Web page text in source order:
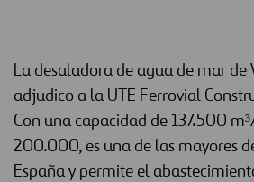
La desaladora de agua de mar de
adjudico a la UTE Ferrovial
Con una capacidad de 137.500
200.000, es una de las mayores
España y permite el